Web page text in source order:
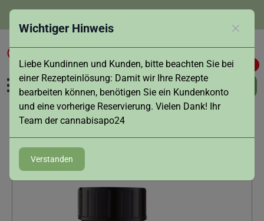
Wichtiger Hinweis
Liebe Kundinnen und Kunden, bitte beachten Sie bei
einer Rezepteinlösung: Damit wir Ihre Rezepte
bearbeiten können, benötigen Sie ein Kundenkonto
und eine vorherige Reservierung. Vielen Dank! Ihr
Team der cannabisapo24
Verstanden
0
Zurück